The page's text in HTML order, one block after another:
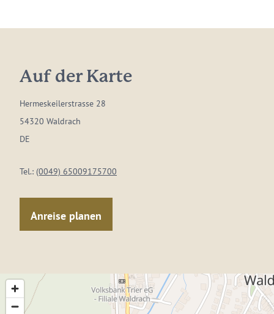
Auf der Karte
Hermeskeilerstrasse 28
54320 Waldrach
DE
Tel.: (0049) 65009175700
Anreise planen